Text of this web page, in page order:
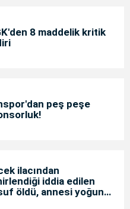
8 maddelik kritik
peş peşe
ilacından
iddia edilen
öldü, annesi yoğun